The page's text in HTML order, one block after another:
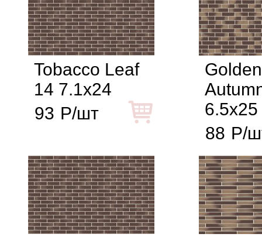
Tobacco Leaf
14 7.1x24
93 Р/шт
Golden
6.5x25
88 Р/